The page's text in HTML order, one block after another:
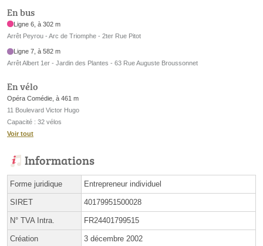
En bus
Ligne 6, à 302 m
Arrêt Peyrou - Arc de Triomphe - 2ter Rue Pitot
Ligne 7, à 582 m
Arrêt Albert 1er - Jardin des Plantes - 63 Rue Auguste Broussonnet
En vélo
Opéra Comédie, à 461 m
11 Boulevard Victor Hugo
Capacité : 32 vélos
Voir tout
Informations
Forme juridique Entrepreneur individuel
SIRET 40179951500028
N° TVA Intra. FR24401799515
Création 3 décembre 2002